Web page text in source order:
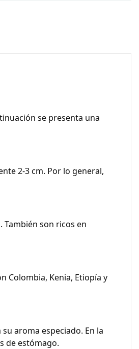
se presenta una
2-3 cm. Por lo general,
son ricos en
Colombia, Kenia, Etiopía y
aroma especiado. En la
de estómago.